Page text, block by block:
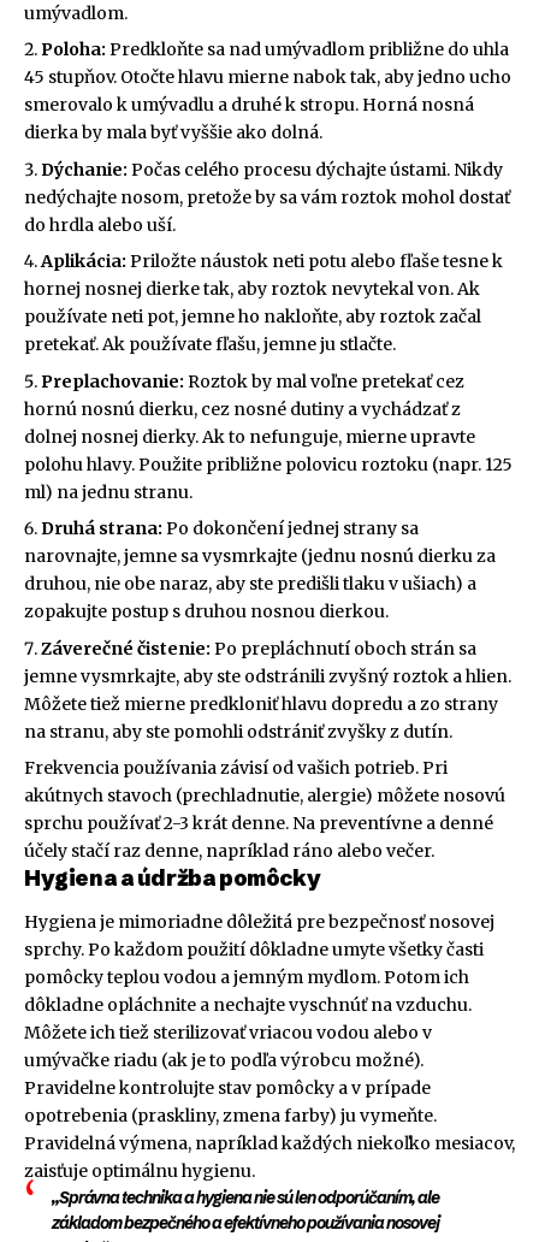
umývadlom.
Poloha: Predkloňte sa nad umývadlom približne do uhla
45 stupňov. Otočte hlavu mierne nabok tak, aby jedno ucho
smerovalo k umývadlu a druhé k stropu. Horná nosná
dierka by mala byť vyššie ako dolná.
Dýchanie: Počas celého procesu dýchajte ústami. Nikdy
nedýchajte nosom, pretože by sa vám roztok mohol dostať
do hrdla alebo uší.
Aplikácia: Priložte náustok neti potu alebo fľaše tesne k
hornej nosnej dierke tak, aby roztok nevytekal von. Ak
používate neti pot, jemne ho nakloňte, aby roztok začal
pretekať. Ak používate fľašu, jemne ju stlačte.
Preplachovanie: Roztok by mal voľne pretekať cez
hornú nosnú dierku, cez nosné dutiny a vychádzať z
dolnej nosnej dierky. Ak to nefunguje, mierne upravte
polohu hlavy. Použite približne polovicu roztoku (napr. 125
ml) na jednu stranu.
Druhá strana: Po dokončení jednej strany sa
narovnajte, jemne sa vysmrkajte (jednu nosnú dierku za
druhou, nie obe naraz, aby ste predišli tlaku v ušiach) a
zopakujte postup s druhou nosnou dierkou.
Záverečné čistenie: Po prepláchnutí oboch strán sa
jemne vysmrkajte, aby ste odstránili zvyšný roztok a hlien.
Môžete tiež mierne predkloniť hlavu dopredu a zo strany
na stranu, aby ste pomohli odstrániť zvyšky z dutín.
Frekvencia používania závisí od vašich potrieb. Pri
akútnych stavoch (prechladnutie, alergie) môžete nosovú
sprchu používať 2-3 krát denne. Na preventívne a denné
účely stačí raz denne, napríklad ráno alebo večer.
Hygiena a údržba pomôcky
Hygiena je mimoriadne dôležitá pre bezpečnosť nosovej
sprchy. Po každom použití dôkladne umyte všetky časti
pomôcky teplou vodou a jemným mydlom. Potom ich
dôkladne opláchnite a nechajte vyschnúť na vzduchu.
Môžete ich tiež sterilizovať vriacou vodou alebo v
umývačke riadu (ak je to podľa výrobcu možné).
Pravidelne kontrolujte stav pomôcky a v prípade
opotrebenia (praskliny, zmena farby) ju vymeňte.
Pravidelná výmena, napríklad každých niekoľko mesiacov,
zaisťuje optimálnu hygienu.
„Správna technika a hygiena nie sú len odporúčaním, ale
základom bezpečného a efektívneho používania nosovej